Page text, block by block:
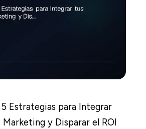
5 Estrategias para Integrar
Marketing y Disparar el ROI